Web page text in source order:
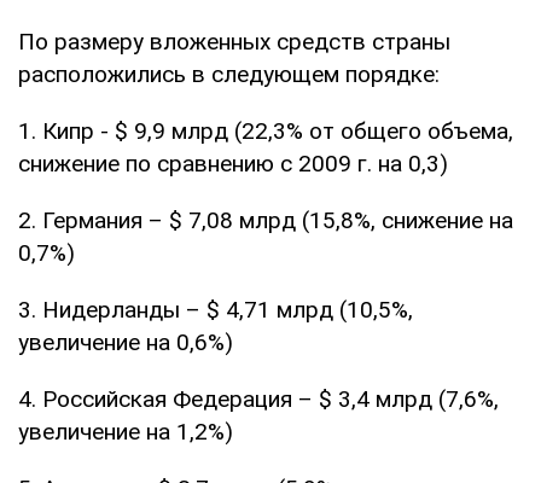
По размеру вложенных средств страны
расположились в следующем порядке:
1. Кипр - $ 9,9 млрд (22,3% от общего объема,
снижение по сравнению с 2009 г. на 0,3)
2. Германия – $ 7,08 млрд (15,8%, снижение на
0,7%)
3. Нидерланды – $ 4,71 млрд (10,5%,
увеличение на 0,6%)
4. Российская Федерация – $ 3,4 млрд (7,6%,
увеличение на 1,2%)